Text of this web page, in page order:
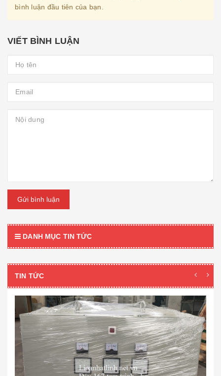
bình luận đầu tiên của bạn.
VIẾT BÌNH LUẬN
Gửi bình luận
DANH MỤC TIN TỨC
TIN TỨC